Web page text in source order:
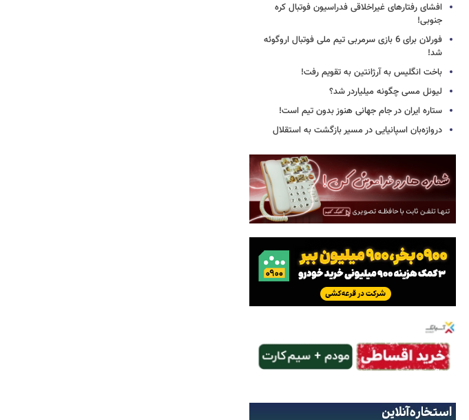
افشای رفتارهای غیراخلاقی فدراسیون فوتبال کره
جنوبی!
فورلان برای 6 بازی سرمربی تیم ملی فوتبال اروگوئه
شد!
باخت انگلیس به آرژانتین به تقویم رفت!
لیونل مسی چگونه میلیاردر شد؟
ستاره ایران در جام جهانی هنوز بدون تیم است!
دروازه‌بان اسپانیایی در مسیر بازگشت به استقلال